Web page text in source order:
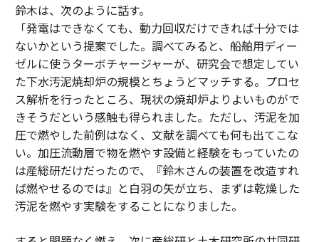
鈴木は、次のように話す。
「発電はできなくても、動力回収だけできれば十分では
ないかという提案でした。調べてみると、船舶用ディー
ゼルに使うターボチャージャーが、研究会で想定してい
た下水汚泥焼却炉の規模とちょうどマッチする。プロセ
ス解析を行ったところ、現状の焼却炉よりよいものがで
きそうだという感触も得られました。ただし、汚泥を加
圧で燃やした前例はなく、文献を調べても何も出てこな
い。加圧流動層で物を燃やす設備と経験をもっていたの
は産総研だけだったので、『鈴木さんの装置を改造すれ
ば燃やせるのでは』と白羽の矢が立ち、まずは乾燥した
汚泥を燃やす実験をすることになりました。